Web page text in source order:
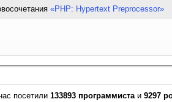
«PHP: Hypertext Preprocessor»
посетили 133893 программистаи 9297